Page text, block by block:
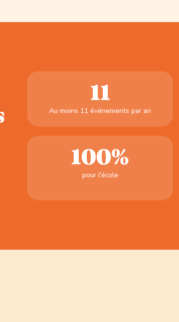
11
Au moins 11 événements par an
100%
pour l'école